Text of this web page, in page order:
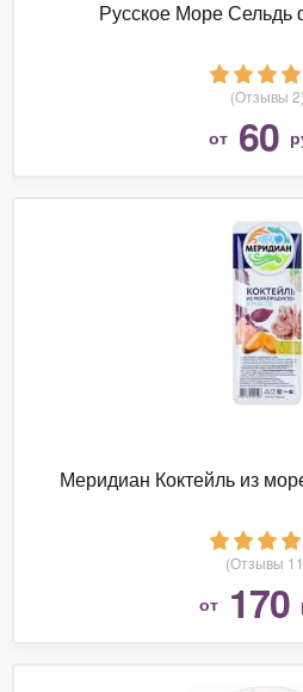
Русское Море Сельдь
(Отзывы 2)
от 60
Меридиан Коктейль из
(Отзывы
от 170